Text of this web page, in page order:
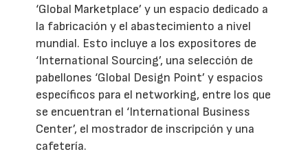
‘Global Marketplace’ y un espacio dedicado a
la fabricación y el abastecimiento a nivel
mundial. Esto incluye a los expositores de
‘International Sourcing’, una selección de
pabellones ‘Global Design Point’ y espacios
específicos para el networking, entre los que
se encuentran el ‘International Business
Center’, el mostrador de inscripción y una
cafetería.